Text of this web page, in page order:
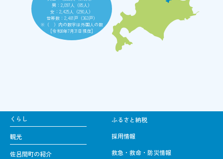
男：2,097人（85人）
女：2,425人（290人）
世帯数：2,481戸（363戸）
※（ ）内の数字は外国人の数
［令和8年7月31日現在］
くらし
観光
佐呂間町の紹介
ふるさと納税
採用情報
救急・救命・防災情報